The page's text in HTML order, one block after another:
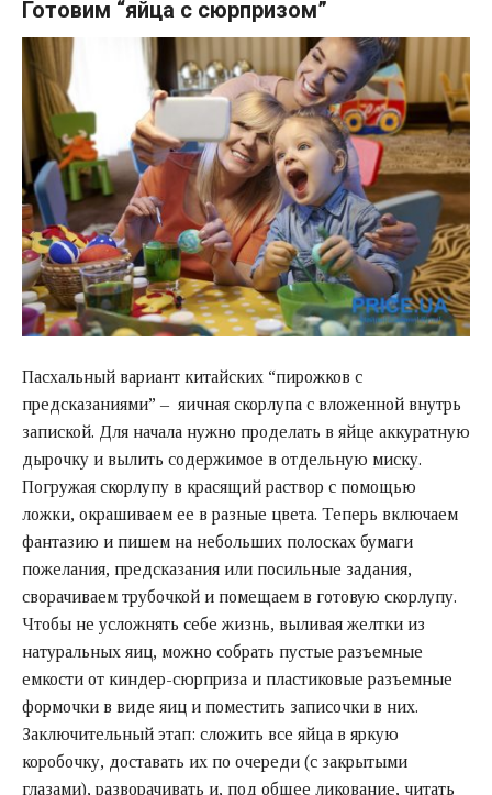
Готовим “яйца с сюрпризом”
Пасхальный вариант китайских “пирожков с
предсказаниями” – яичная скорлупа с вложенной внутрь
запиской. Для начала нужно проделать в яйце аккуратную
дырочку и вылить содержимое в отдельную миску.
Погружая скорлупу в красящий раствор с помощью
ложки, окрашиваем ее в разные цвета. Теперь включаем
фантазию и пишем на небольших полосках бумаги
пожелания, предсказания или посильные задания,
сворачиваем трубочкой и помещаем в готовую скорлупу.
Чтобы не усложнять себе жизнь, выливая желтки из
натуральных яиц, можно собрать пустые разъемные
емкости от киндер-сюрприза и пластиковые разъемные
формочки в виде яиц и поместить записочки в них.
Заключительный этап: сложить все яйца в яркую
коробочку, доставать их по очереди (с закрытыми
глазами), разворачивать и, под общее ликование, читать